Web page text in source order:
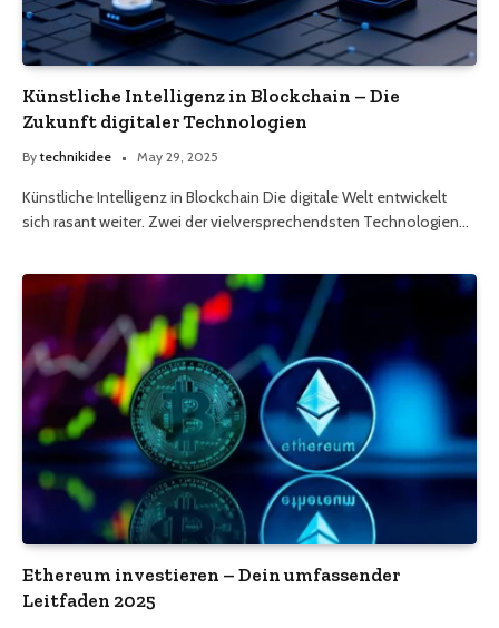
Künstliche Intelligenz in Blockchain – Die
Zukunft digitaler Technologien
By technikidee May 29, 2025
Künstliche Intelligenz in Blockchain Die digitale Welt entwickelt
sich rasant weiter. Zwei der vielversprechendsten Technologien…
Ethereum investieren – Dein umfassender
Leitfaden 2025